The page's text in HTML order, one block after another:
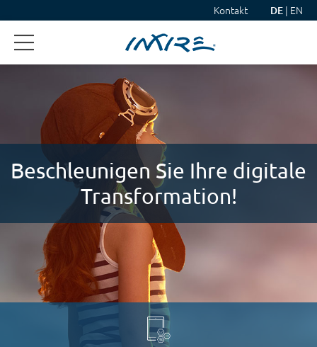
Kontakt DE | EN
Beschleunigen Sie Ihre digitale
Transformation!